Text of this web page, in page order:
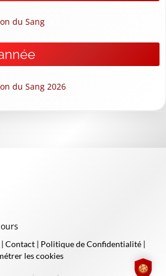
du Sang
du Sang 2026
| Contact | Politique de Confidentialité |
les cookies